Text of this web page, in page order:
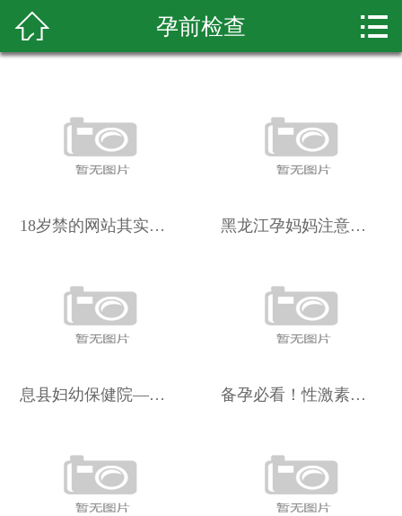
体检套餐
新闻资讯
先进仪器
荣誉资质
联系我们
 孕前检查 
18岁禁的网站其实是指那些需要成年人身份验证的平台旨在 黑龙江孕妈妈注意！无创产前基因免费筛查这样参与
息县妇幼保健院——守护妇幼健康的温暖港湾 备孕必看！性激素六项检查全攻略来啦！